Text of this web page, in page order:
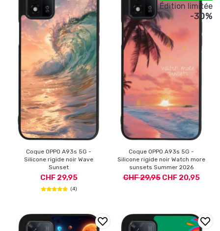
Coque OPPO A93s 5G -
Silicone rigide noir Wave
Sunset
CHF 29,95
(4)
Coque OPPO A93s 5G -
Silicone rigide noir Watch more
sunsets Summer 2026
CHF 29,95CHF 20,95
Édition limitée
-30%